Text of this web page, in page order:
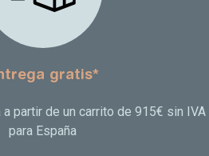
gratis*
partir de un carrito de 915€ sin IVA
para España